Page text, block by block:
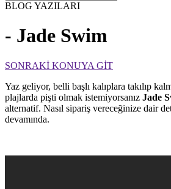
BLOG YAZILARI
- Jade Swim
SONRAKİ KONUYA GİT
Yaz geliyor, belli başlı kalıplara takılıp
plajlarda pişti olmak istemiyorsanız Jade
alternatif. Nasıl sipariş vereceğinize dair
devamında.